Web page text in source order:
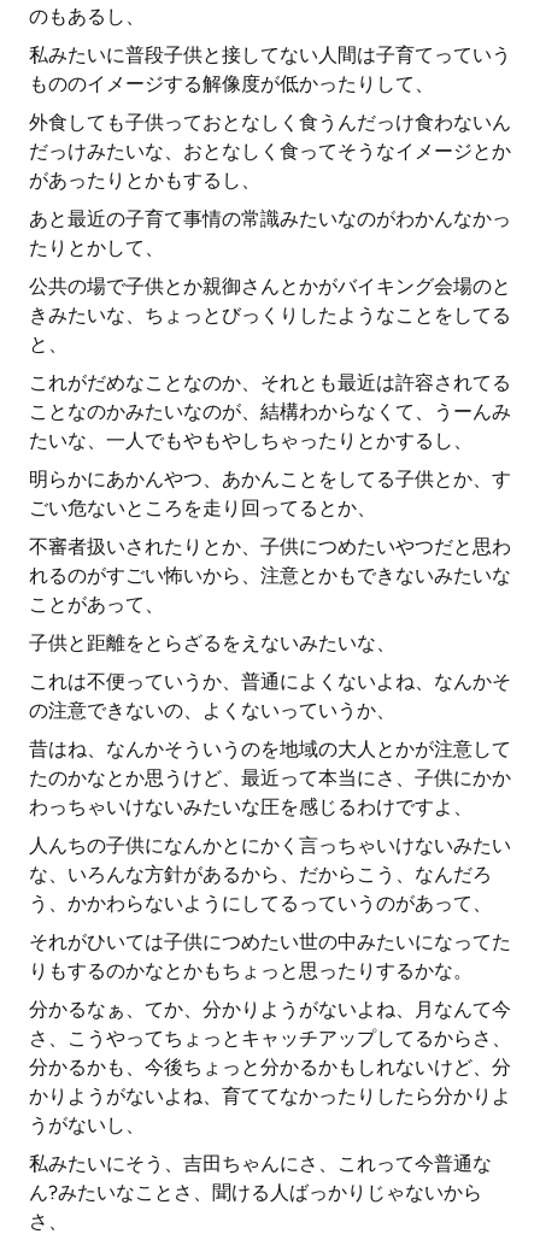
のもあるし、
私みたいに普段子供と接してない人間は子育てっていう
もののイメージする解像度が低かったりして、
外食しても子供っておとなしく食うんだっけ食わないん
だっけみたいな、おとなしく食ってそうなイメージとか
があったりとかもするし、
あと最近の子育て事情の常識みたいなのがわかんなかっ
たりとかして、
公共の場で子供とか親御さんとかがバイキング会場のと
きみたいな、ちょっとびっくりしたようなことをしてる
と、
これがだめなことなのか、それとも最近は許容されてる
ことなのかみたいなのが、結構わからなくて、うーんみ
たいな、一人でもやもやしちゃったりとかするし、
明らかにあかんやつ、あかんことをしてる子供とか、す
ごい危ないところを走り回ってるとか、
不審者扱いされたりとか、子供につめたいやつだと思わ
れるのがすごい怖いから、注意とかもできないみたいな
ことがあって、
子供と距離をとらざるをえないみたいな、
これは不便っていうか、普通によくないよね、なんかそ
の注意できないの、よくないっていうか、
昔はね、なんかそういうのを地域の大人とかが注意して
たのかなとか思うけど、最近って本当にさ、子供にかか
わっちゃいけないみたいな圧を感じるわけですよ、
人んちの子供になんかとにかく言っちゃいけないみたい
な、いろんな方針があるから、だからこう、なんだろ
う、かかわらないようにしてるっていうのがあって、
それがひいては子供につめたい世の中みたいになってた
りもするのかなとかもちょっと思ったりするかな。
分かるなぁ、てか、分かりようがないよね、月なんて今
さ、こうやってちょっとキャッチアップしてるからさ、
分かるかも、今後ちょっと分かるかもしれないけど、分
かりようがないよね、育ててなかったりしたら分かりよ
うがないし、
私みたいにそう、吉田ちゃんにさ、これって今普通な
ん?みたいなことさ、聞ける人ばっかりじゃないから
さ、